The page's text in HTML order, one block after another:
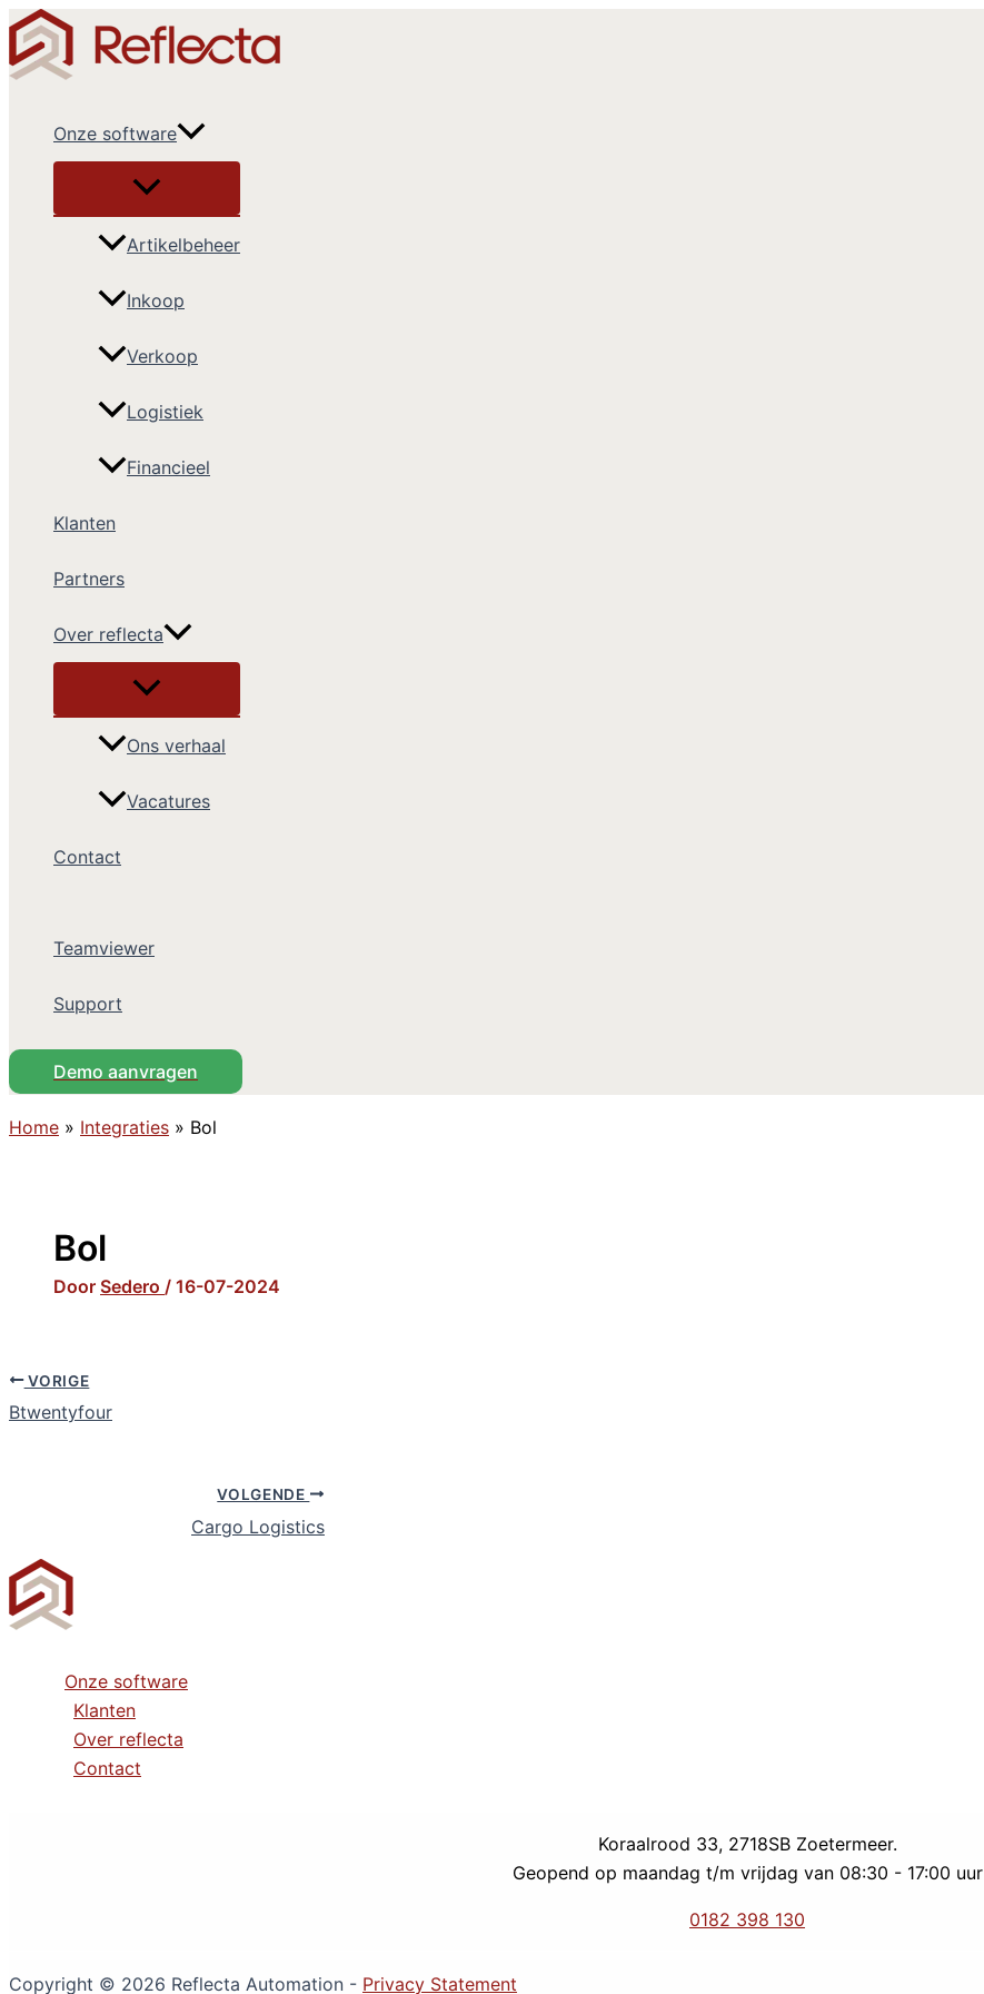
Ga
naar
de
Onze software
Artikelbeheer
Inkoop
Verkoop
Logistiek
Financieel
Klanten
Partners
Over reflecta
Ons verhaal
Vacatures
Contact
Teamviewer
Support
Demo aanvragen
Home » Integraties » Bol
Bol
Door Sedero / 16-07-2024
VORIGE
Btwentyfour
VOLGENDE
Cargo Logistics
Onze software
Klanten
Over reflecta
Contact
Koraalrood 33, 2718SB Zoetermeer.
Geopend op maandag t/m vrijdag van 08:30 - 17:00 uur
0182 398 130
Copyright © 2026 Reflecta Automation - Privacy Statement